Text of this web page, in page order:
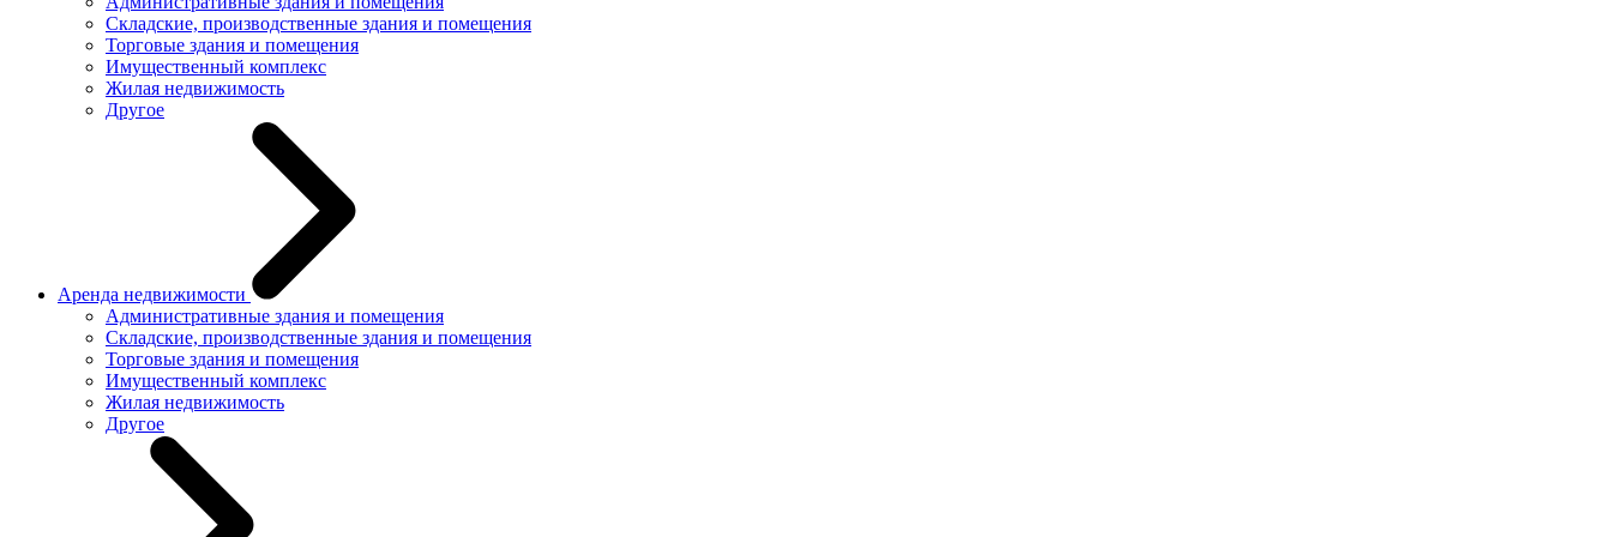
Складские, производственные здания и помещения
Торговые здания и помещения
Имущественный комплекс
Жилая недвижимость
Другое
Аренда недвижимости
Административные здания и помещения
Складские, производственные здания и помещения
Торговые здания и помещения
Имущественный комплекс
Жилая недвижимость
Другое